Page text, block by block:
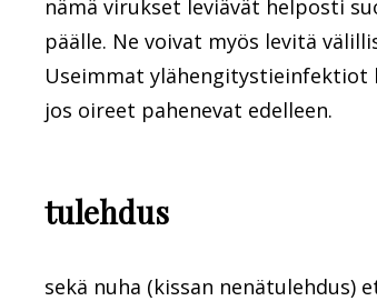
nämä virukset leviävät helposti
päälle. Ne voivat myös levitä
Useimmat ylähengitystieinfektiot
jos oireet pahenevat edelleen.
tulehdus
sekä nuha (kissan nenätulehdus)